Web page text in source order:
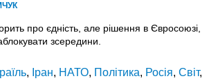
про єдність, але рішення в Євросоюзі,
зсередини.
, Іран, НАТО, Політика, Росія, Світ,